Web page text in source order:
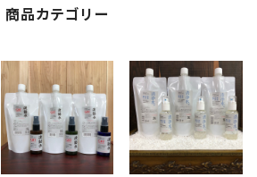
商品カテゴリー